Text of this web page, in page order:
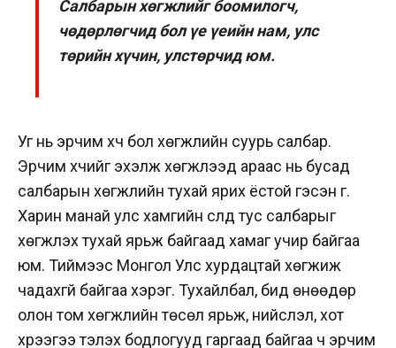
Салбарын хөгжлийг боомилогч,
чөдөрлөгчид бол үе үеийн нам, улс
төрийн хүчин, улстөрчид юм.
Уг нь эрчим хүч бол хөгжлийн суурь салбар.
Эрчим хүчийг эхэлж хөгжүүлээд араас нь бусад
салбарын хөгжлийн тухай ярих ёстой гэсэн үг.
Харин манай улс хамгийн сүүлд тус салбарыг
хөгжүүлэх тухай ярьж байгаад хамаг учир байгаа
юм. Тиймээс Монгол Улс хурдацтай хөгжиж
чадахгүй байгаа хэрэг. Тухайлбал, бид өнөөдөр
олон том хөгжлийн төсөл ярьж, нийслэл, хот
хүрээгээ тэлэх бодлогууд гаргаад байгаа ч эрчим